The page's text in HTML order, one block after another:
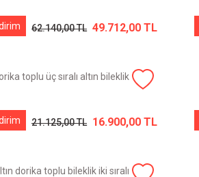
62.140,00 TL 49.712,00 TL
toplu üç sıralı altın bileklik
21.125,00 TL 16.900,00 TL
dorika toplu bileklik iki sıralı